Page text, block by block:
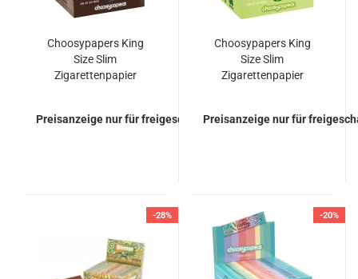
Choosypapers King
Size Slim
Zigarettenpapier
Preisanzeige nur für freigeschaltete Kunden
Choosypapers King
Size Slim
Zigarettenpapier
Preisanzeige nur für
-28% -20%